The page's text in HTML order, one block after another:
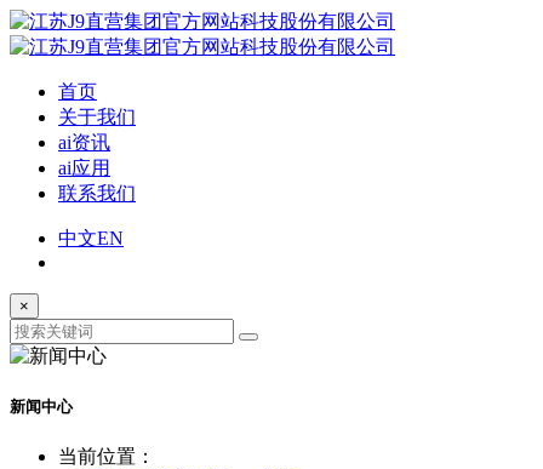
首页
关于我们
ai资讯
ai应用
联系我们
中文EN
×
新闻中心
当前位置：